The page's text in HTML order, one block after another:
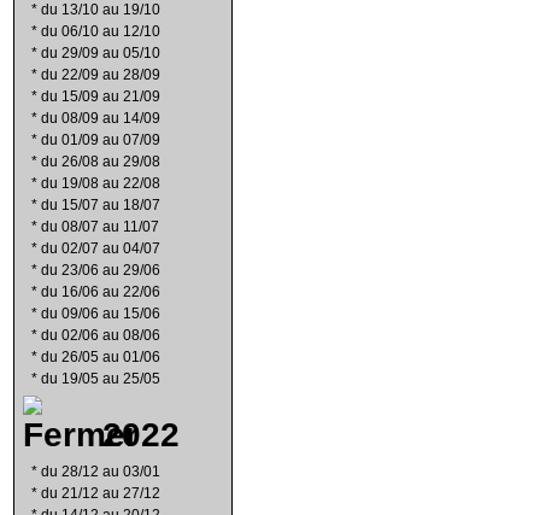
* du 13/10 au 19/10
* du 06/10 au 12/10
* du 29/09 au 05/10
* du 22/09 au 28/09
* du 15/09 au 21/09
* du 08/09 au 14/09
* du 01/09 au 07/09
* du 26/08 au 29/08
* du 19/08 au 22/08
* du 15/07 au 18/07
* du 08/07 au 11/07
* du 02/07 au 04/07
* du 23/06 au 29/06
* du 16/06 au 22/06
* du 09/06 au 15/06
* du 02/06 au 08/06
* du 26/05 au 01/06
* du 19/05 au 25/05
2022
* du 28/12 au 03/01
* du 21/12 au 27/12